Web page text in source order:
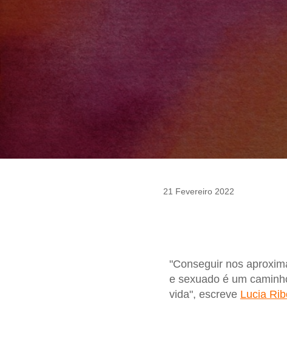
21 Fevereiro 2022
"Conseguir nos
e sexuado é um
vida", escreve Lucia